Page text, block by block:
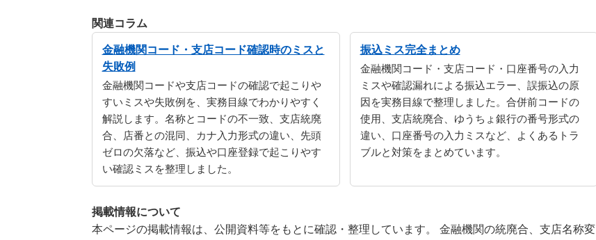
関連コラム
金融機関コード・支店コード確認時のミスと
失敗例
金融機関コードや支店コードの確認で起こりや
すいミスや失敗例を、実務目線でわかりやすく
解説します。名称とコードの不一致、支店統廃
合、店番との混同、カナ入力形式の違い、先頭
ゼロの欠落など、振込や口座登録で起こりやす
い確認ミスを整理しました。
振込ミス完全まとめ
金融機関コード・支店コード・口座番号の入力
ミスや確認漏れによる振込エラー、誤振込の原
因を実務目線で整理しました。合併前コードの
使用、支店統廃合、ゆうちょ銀行の番号形式の
違い、口座番号の入力ミスなど、よくあるトラ
ブルと対策をまとめています。
掲載情報について
本ページの掲載情報は、公開資料等をもとに確認・整理しています。 金融機関の統廃合、支店名称変